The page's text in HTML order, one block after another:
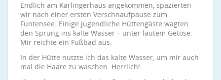
Endlich am Kärlingerhaus angekommen, spazierten
wir nach einer ersten Verschnaufpause zum
Funtensee. Einige jugendliche Hüttengäste wagten
den Sprung ins kalte Wasser – unter lautem Getöse.
Mir reichte ein Fußbad aus.
In der Hütte nutzte ich das kalte Wasser, um mir auch
mal die Haare zu waschen. Herrlich!